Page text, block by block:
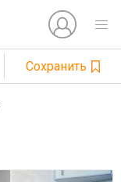
Сохранить